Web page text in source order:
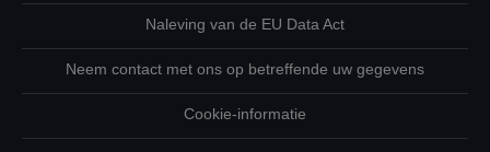
Naleving van de EU Data Act
Neem contact met ons op betreffende uw gegevens
Cookie-informatie